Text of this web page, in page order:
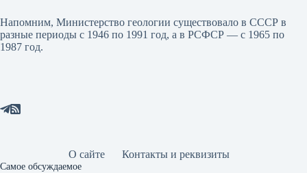
Напомним, Министерство геологии существовало в СССР в
разные периоды с 1946 по 1991 год, а в РСФСР — с 1965 по
1987 год.
О сайте Контакты и реквизиты
Самое обсуждаемое